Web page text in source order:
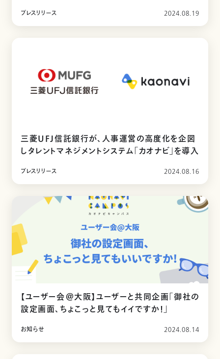
プレスリリース 2024.08.19
三菱UFJ信託銀行が、人事運営の高度化を企図
しタレントマネジメントシステム「カオナビ」を導入
プレスリリース 2024.08.16
【ユーザー会＠大阪】ユーザーと共同企画「御社の
設定画面、ちょこっと見てもイイですか！」
お知らせ 2024.08.14